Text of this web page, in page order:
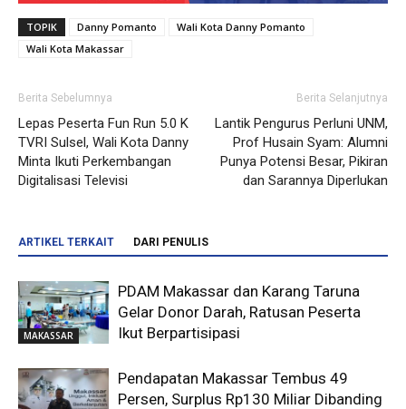
TOPIK Danny Pomanto
Wali Kota Danny Pomanto
Wali Kota Makassar
Berita Sebelumnya
Lepas Peserta Fun Run 5.0 K
TVRI Sulsel, Wali Kota Danny
Minta Ikuti Perkembangan
Digitalisasi Televisi
Berita Selanjutnya
Lantik Pengurus Perluni UNM,
Prof Husain Syam: Alumni
Punya Potensi Besar, Pikiran
dan Sarannya Diperlukan
ARTIKEL TERKAIT DARI PENULIS
MAKASSAR
PDAM Makassar dan Karang Taruna
Gelar Donor Darah, Ratusan Peserta
Ikut Berpartisipasi
Pendapatan Makassar Tembus 49
Persen, Surplus Rp130 Miliar Dibanding